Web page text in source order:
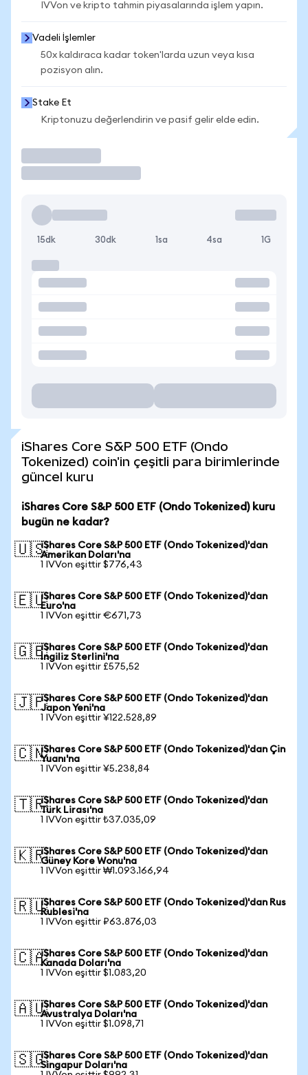
IVVon ve kripto tahmin piyasalarında işlem yapın.
Vadeli İşlemler
50x kaldıraca kadar token'larda uzun veya kısa
pozisyon alın.
Stake Et
Kriptonuzu değerlendirin ve pasif gelir elde edin.
15dk 30dk 1sa 4sa 1G
iShares Core S&P 500 ETF (Ondo
Tokenized) coin'in çeşitli para birimlerinde
güncel kuru
iShares Core S&P 500 ETF (Ondo Tokenized) kuru
bugün ne kadar?
🇺🇸iShares Core S&P 500 ETF (Ondo Tokenized)'dan
Amerikan Doları'na
1 IVVon eşittir $776,43
🇪🇺iShares Core S&P 500 ETF (Ondo Tokenized)'dan
Euro'na
1 IVVon eşittir €671,73
🇬🇧iShares Core S&P 500 ETF (Ondo Tokenized)'dan
İngiliz Sterlini'na
1 IVVon eşittir £575,52
🇯🇵iShares Core S&P 500 ETF (Ondo Tokenized)'dan
Japon Yeni'na
1 IVVon eşittir ¥122.528,89
🇨🇳iShares Core S&P 500 ETF (Ondo Tokenized)'dan Çin
Yuanı'na
1 IVVon eşittir ¥5.238,84
🇹🇷iShares Core S&P 500 ETF (Ondo Tokenized)'dan
Türk Lirası'na
1 IVVon eşittir ₺37.035,09
🇰🇷iShares Core S&P 500 ETF (Ondo Tokenized)'dan
Güney Kore Wonu'na
1 IVVon eşittir ₩1.093.166,94
🇷🇺iShares Core S&P 500 ETF (Ondo Tokenized)'dan Rus
Rublesi'na
1 IVVon eşittir ₽63.876,03
🇨🇦iShares Core S&P 500 ETF (Ondo Tokenized)'dan
Kanada Doları'na
1 IVVon eşittir $1.083,20
🇦🇺iShares Core S&P 500 ETF (Ondo Tokenized)'dan
Avustralya Doları'na
1 IVVon eşittir $1.098,71
🇸🇬iShares Core S&P 500 ETF (Ondo Tokenized)'dan
Singapur Doları'na